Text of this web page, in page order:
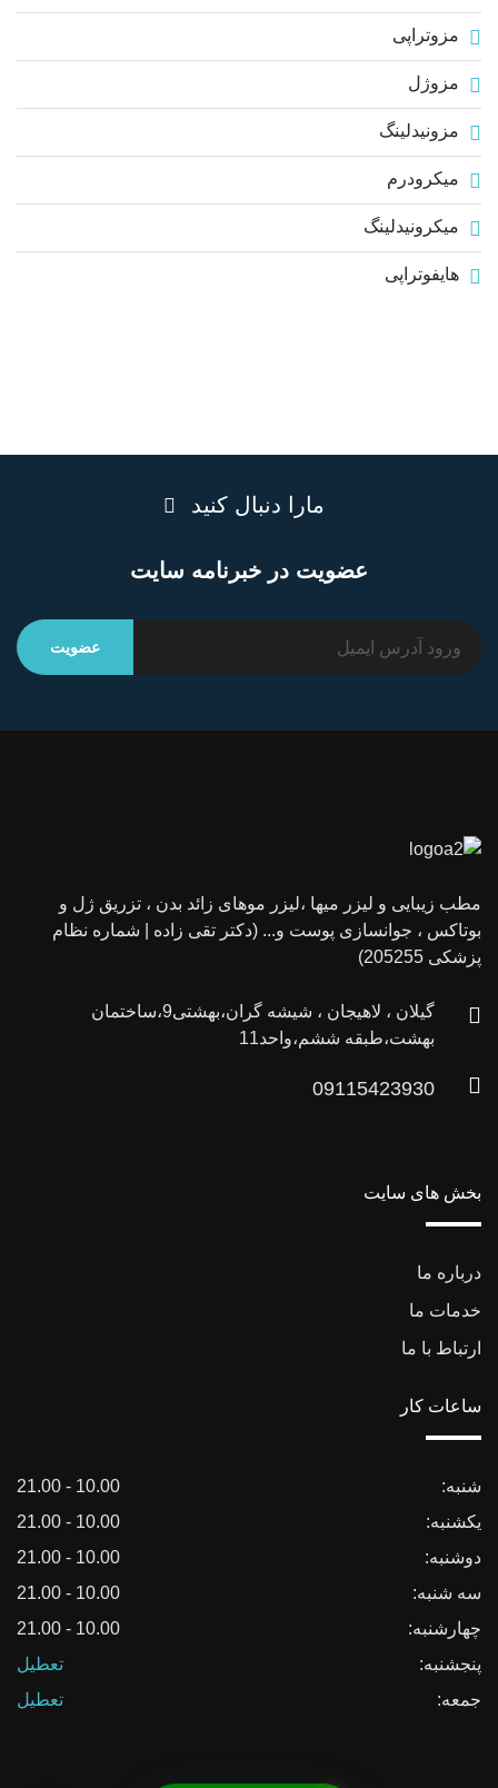
مزوتراپی
مزوژل
مزونیدلینگ
میکرودرم
میکرونیدلینگ
هایفوتراپی
مارا دنبال کنید
عضویت در خبرنامه سایت
مطب زیبایی و لیزر میها ،لیزر موهای زائد بدن ، تزریق ژل و
بوتاکس ، جوانسازی پوست و... (دکتر تقی زاده | شماره نظام
پزشکی 205255)
گیلان ، لاهیجان ، شیشه گران،بهشتی9،ساختمان
بهشت،طبقه ششم،واحد11
09115423930
بخش های سایت
درباره ما
خدمات ما
ارتباط با ما
ساعات کار
شنبه:
10.00 - 21.00
یکشنبه:
10.00 - 21.00
دوشنبه:
10.00 - 21.00
سه شنبه:
10.00 - 21.00
چهارشنبه:
10.00 - 21.00
پنجشنبه:
تعطیل
جمعه:
تعطیل